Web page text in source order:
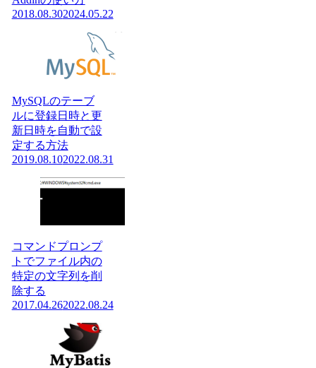
2018.08.302024.05.22
MySQLのテーブ
ルに登録日時と更
新日時を自動で設
定する方法
2019.08.102022.08.31
コマンドプロンプ
トでファイル内の
特定の文字列を削
除する
2017.04.262022.08.24